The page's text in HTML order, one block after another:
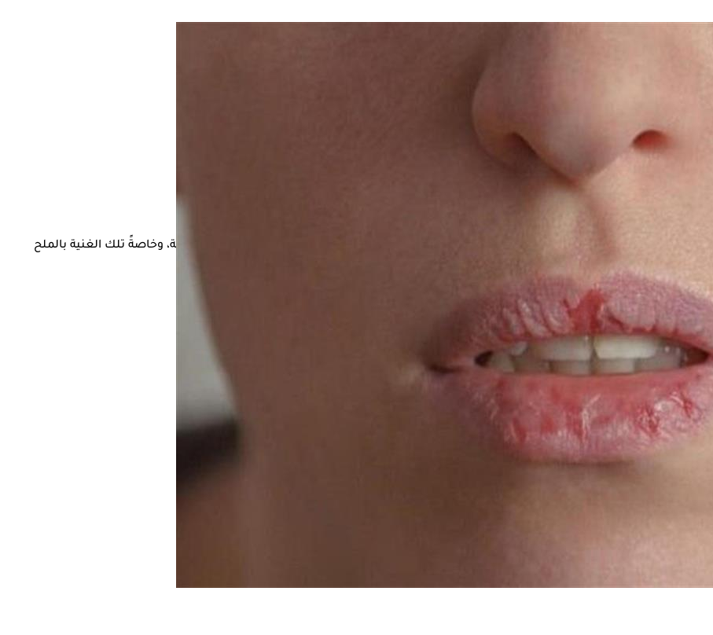
خلال الصيف، إذ إنه مع ارتفاع درجات الحرارة، يصبح الترطيب أولوية صحية قصوى، وبعض الأطعمة، وخاصةً تلك الغنية بالملح
خاصة في أوقات الحر والرطوبة.